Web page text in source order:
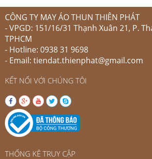
CÔNG TY MAY ÁO THUN THIÊN PHÁT
- VPGD: 151/16/31 Thạnh Xuân 21, P.
TPHCM
- Hotline: 0938 31 9698
- Email: tiendat.thienphat@gmail.com
KẾT NỐI VỚI CHÚNG TÔI
THỐNG KÊ TRUY CẬP